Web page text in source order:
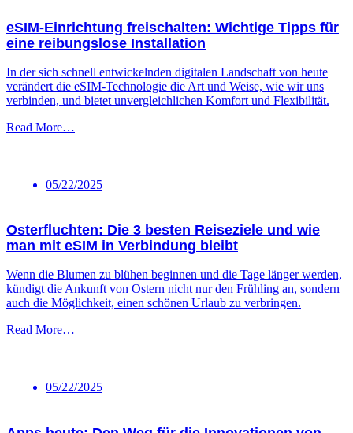
eSIM-Einrichtung freischalten: Wichtige Tipps für
eine reibungslose Installation
In der sich schnell entwickelnden digitalen Landschaft von heute
verändert die eSIM-Technologie die Art und Weise, wie wir uns
verbinden, und bietet unvergleichlichen Komfort und Flexibilität.
Read More…
05/22/2025
Osterfluchten: Die 3 besten Reiseziele und wie
man mit eSIM in Verbindung bleibt
Wenn die Blumen zu blühen beginnen und die Tage länger werden,
kündigt die Ankunft von Ostern nicht nur den Frühling an, sondern
auch die Möglichkeit, einen schönen Urlaub zu verbringen.
Read More…
05/22/2025